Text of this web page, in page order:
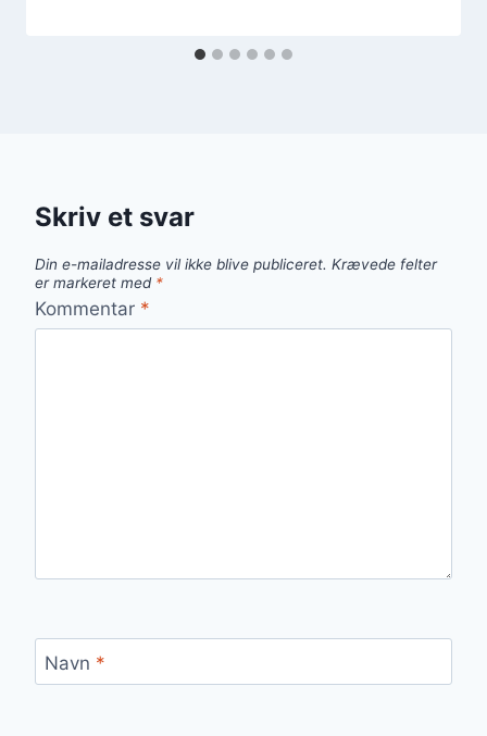
Skriv et svar
Din e-mailadresse vil ikke blive publiceret. Krævede felter
er markeret med *
Kommentar *
Navn *